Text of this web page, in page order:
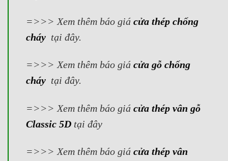
=>>> Xem thêm báo giá cửa thép chống
cháytại đây.
=>>> Xem thêm báo giá cửa gỗ chống
cháytại đây.
=>>> Xem thêm báo giá cửa thép vân gỗ
Classic 5Dtại đây
=>>> Xem thêm báo giá cửa thép vân